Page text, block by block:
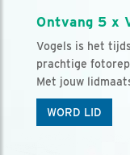
Ontvang 5 x
Vogels is het
prachtige
Met jouw
WORD LID